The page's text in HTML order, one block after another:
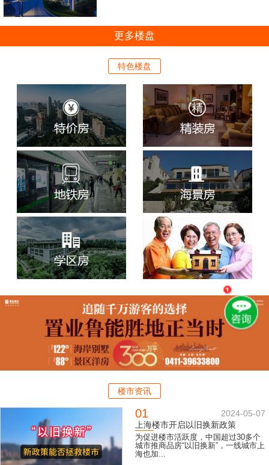
更多楼盘
特色楼盘
楼市资讯
01
2024-05-07
上海楼市开启以旧换新政策
为促进楼市活跃度，中国超过30多个
城市推商品房“以旧换新”，一线城市上
海也加...